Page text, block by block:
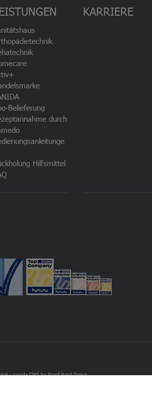
Belieferung
durch
Hilfsmittel
KARRIERE
-conida CMS by Proof Point Group